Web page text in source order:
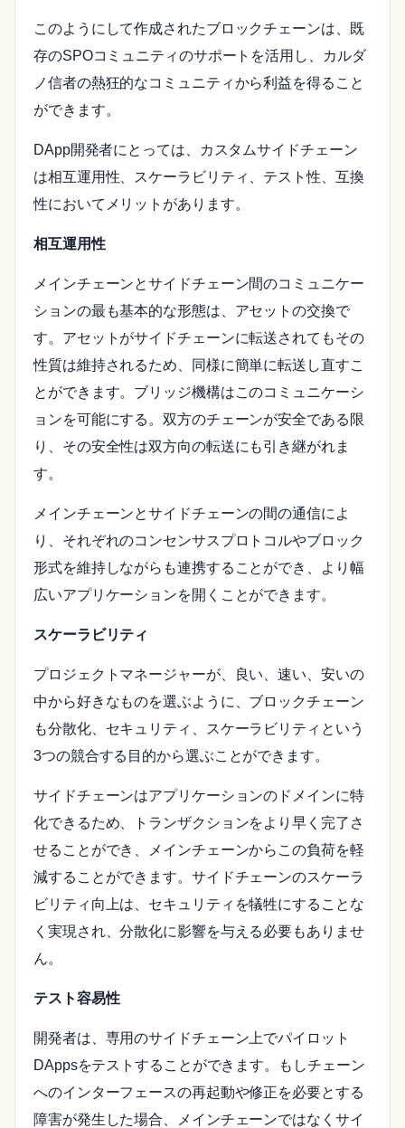
このようにして作成されたブロックチェーンは、既
存のSPOコミュニティのサポートを活用し、カルダ
ノ信者の熱狂的なコミュニティから利益を得ること
ができます。
DApp開発者にとっては、カスタムサイドチェーン
は相互運用性、スケーラビリティ、テスト性、互換
性においてメリットがあります。
相互運用性
メインチェーンとサイドチェーン間のコミュニケー
ションの最も基本的な形態は、アセットの交換で
す。アセットがサイドチェーンに転送されてもその
性質は維持されるため、同様に簡単に転送し直すこ
とができます。ブリッジ機構はこのコミュニケーシ
ョンを可能にする。双方のチェーンが安全である限
り、その安全性は双方向の転送にも引き継がれま
す。
メインチェーンとサイドチェーンの間の通信によ
り、それぞれのコンセンサスプロトコルやブロック
形式を維持しながらも連携することができ、より幅
広いアプリケーションを開くことができます。
スケーラビリティ
プロジェクトマネージャーが、良い、速い、安いの
中から好きなものを選ぶように、ブロックチェーン
も分散化、セキュリティ、スケーラビリティという
3つの競合する目的から選ぶことができます。
サイドチェーンはアプリケーションのドメインに特
化できるため、トランザクションをより早く完了さ
せることができ、メインチェーンからこの負荷を軽
減することができます。サイドチェーンのスケーラ
ビリティ向上は、セキュリティを犠牲にすることな
く実現され、分散化に影響を与える必要もありませ
ん。
テスト容易性
開発者は、専用のサイドチェーン上でパイロット
DAppsをテストすることができます。もしチェーン
へのインターフェースの再起動や修正を必要とする
障害が発生した場合、メインチェーンではなくサイ